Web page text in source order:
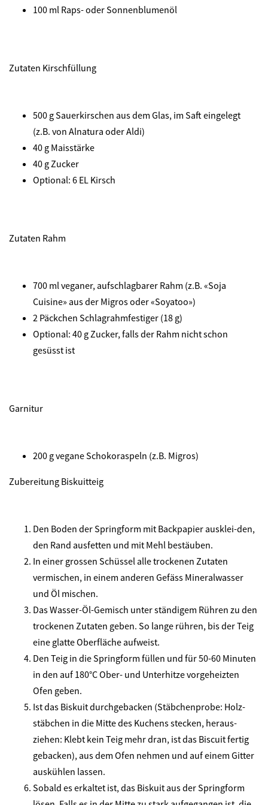
100 ml Raps- oder Sonnenblumenöl
Zutaten Kirschfüllung
500 g Sauerkirschen aus dem Glas, im Saft eingelegt
(z.B. von Alnatura oder Aldi)
40 g Maisstärke
40 g Zucker
Optional: 6 EL Kirsch
Zutaten Rahm
700 ml veganer, aufschlagbarer Rahm (z.B. «Soja
Cuisine» aus der Migros oder «Soyatoo»)
2 Päckchen Schlagrahmfestiger (18 g)
Optional: 40 g Zucker, falls der Rahm nicht schon
gesüsst ist
Garnitur
200 g vegane Schokoraspeln (z.B. Migros)
Zubereitung Biskuitteig
Den Boden der Springform mit Backpapier ausklei-den,
den Rand ausfetten und mit Mehl bestäuben.
In einer grossen Schüssel alle trockenen Zutaten
vermischen, in einem anderen Gefäss Mineralwasser
und Öl mischen.
Das Wasser-Öl-Gemisch unter ständigem Rühren zu den
trockenen Zutaten geben. So lange rühren, bis der Teig
eine glatte Oberfläche aufweist.
Den Teig in die Springform füllen und für 50-60 Minuten
in den auf 180°C Ober- und Unterhitze vorgeheizten
Ofen geben.
Ist das Biskuit durchgebacken (Stäbchenprobe: Holz-
stäbchen in die Mitte des Kuchens stecken, heraus-
ziehen: Klebt kein Teig mehr dran, ist das Biscuit fertig
gebacken), aus dem Ofen nehmen und auf einem Gitter
auskühlen lassen.
Sobald es erkaltet ist, das Biskuit aus der Springform